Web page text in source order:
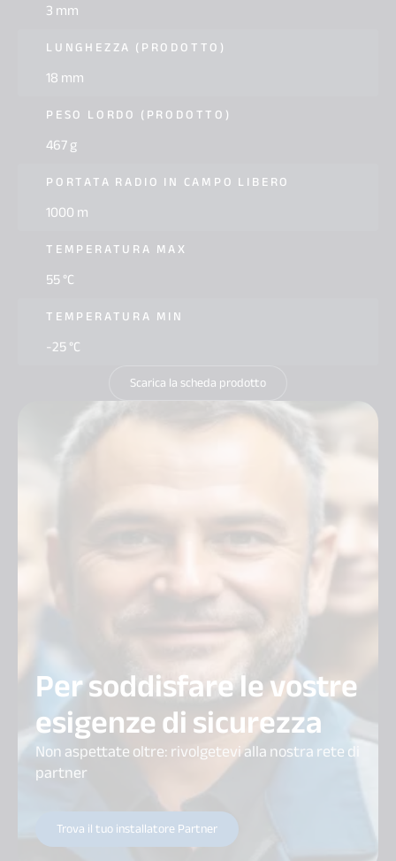
3 mm
LUNGHEZZA (PRODOTTO)
18 mm
PESO LORDO (PRODOTTO)
467 g
PORTATA RADIO IN CAMPO LIBERO
1000 m
TEMPERATURA MAX
55 °C
TEMPERATURA MIN
-25 °C
Scarica la scheda prodotto
Per soddisfare le vostre
esigenze di sicurezza
Non aspettate oltre: rivolgetevi alla nostra rete di
partner
Trova il tuo installatore Partner